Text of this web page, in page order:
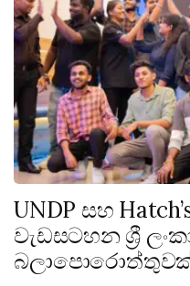
UNDP සහ
වැඩසටහන ශ්‍රී